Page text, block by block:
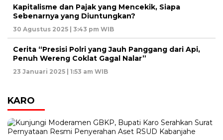
Kapitalisme dan Pajak yang Mencekik, Siapa
Sebenarnya yang Diuntungkan?
30 Agustus 2025 | 3:43 pm WIB
Cerita “Presisi Polri yang Jauh Panggang dari Api,
Penuh Wereng Coklat Gagal Nalar”
23 Januari 2025 | 1:53 am WIB
KARO